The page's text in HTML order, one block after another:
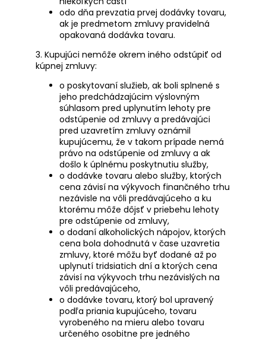
odo dňa prevzatia prvej dodávky tovaru,
ak je predmetom zmluvy pravidelná
opakovaná dodávka tovaru.
3. Kupujúci nemôže okrem iného odstúpiť od
kúpnej zmluvy:
o poskytovaní služieb, ak boli splnené s
jeho predchádzajúcim výslovným
súhlasom pred uplynutím lehoty pre
odstúpenie od zmluvy a predávajúci
pred uzavretím zmluvy oznámil
kupujúcemu, že v takom prípade nemá
právo na odstúpenie od zmluvy a ak
došlo k úplnému poskytnutiu služby,
o dodávke tovaru alebo služby, ktorých
cena závisí na výkyvoch finančného trhu
nezávisle na vôli predávajúceho a ku
ktorému môže dôjsť v priebehu lehoty
pre odstúpenie od zmluvy,
o dodaní alkoholických nápojov, ktorých
cena bola dohodnutá v čase uzavretia
zmluvy, ktoré môžu byť dodané až po
uplynutí tridsiatich dní a ktorých cena
závisí na výkyvoch trhu nezávislých na
vôli predávajúceho,
o dodávke tovaru, ktorý bol upravený
podľa priania kupujúceho, tovaru
vyrobeného na mieru alebo tovaru
určeného osobitne pre jedného